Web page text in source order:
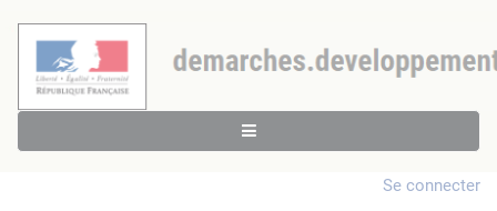
Se connecter